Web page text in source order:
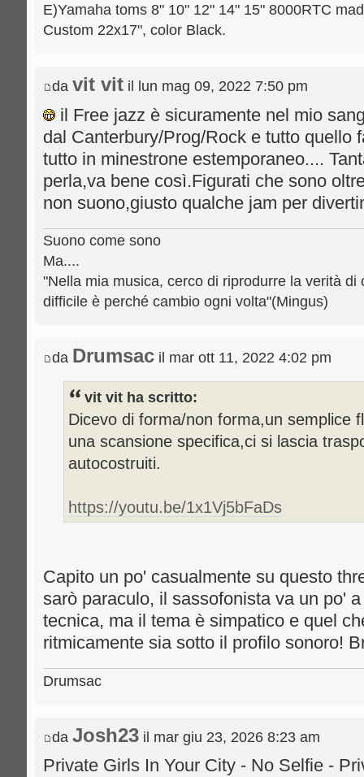
E)Yamaha toms 8" 10" 12" 14" 15" 8000RTC
Custom 22x17", color Black.
da vit vit il lun mag 09, 2022 7:50 pm
il Free jazz è sicuramente nel mio
dal Canterbury/Prog/Rock e tutto quello
tutto in minestrone estemporaneo....
perla,va bene così.Figurati che sono
non suono,giusto qualche jam per
Suono come sono
Ma....
"Nella mia musica, cerco di riprodurre la verità
difficile è perché cambio ogni volta"(Mingus)
da Drumsac il mar ott 11, 2022 4:02 pm
vit vit ha scritto:
Dicevo di forma/non forma,un semplice
una scansione specifica,ci si lascia
autocostruiti.
https://youtu.be/1x1Vj5bFaDs
Capito un po' casualmente su questo
sarò paraculo, il sassofonista va un po'
tecnica, ma il tema è simpatico e quel
ritmicamente sia sotto il profilo sonoro!
Drumsac
da Josh23 il mar giu 23, 2026 8:23 am
Private Girls In Your City - No Selfie -